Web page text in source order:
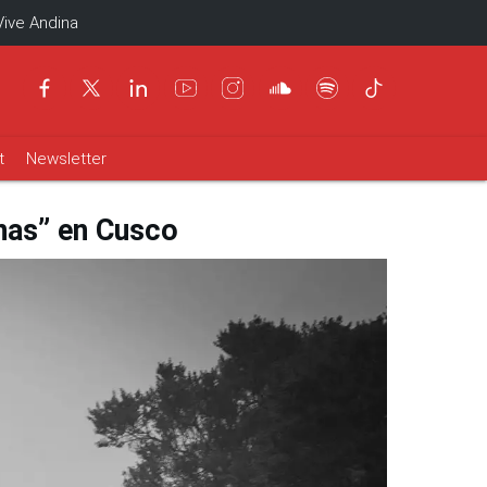
Andina
Newsletter
en Cusco